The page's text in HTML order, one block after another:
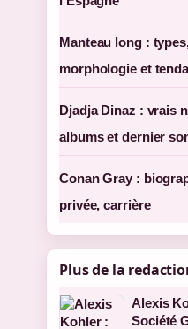
Manteau long :
morphologie et
Djadja Dinaz : vrais
albums et dernier
Conan Gray :
privée, carrière
Plus de la
Alexis
Société